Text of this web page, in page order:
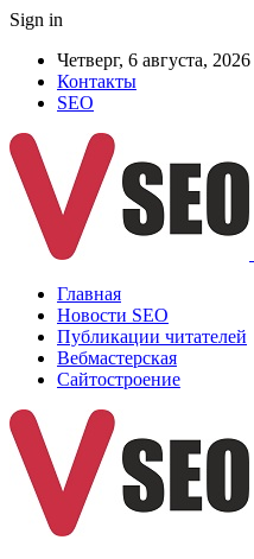
Sign in
Четверг, 6 августа, 2026
Контакты
SEO
Главная
Новости SEO
Публикации читателей
Вебмастерская
Сайтостроение